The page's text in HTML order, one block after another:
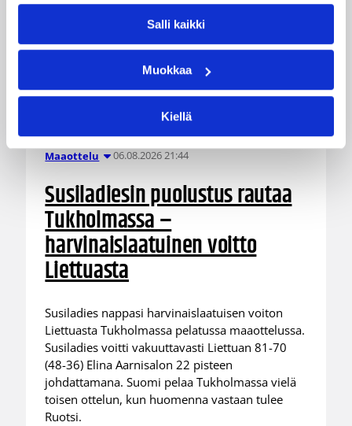
Salli kaikki
Muokkaa
Kiellä
Maaottelu 06.08.2026 21:44
Susiladiesin puolustus rautaa
Tukholmassa –
harvinaislaatuinen voitto
Liettuasta
Susiladies nappasi harvinaislaatuisen voiton
Liettuasta Tukholmassa pelatussa maaottelussa.
Susiladies voitti vakuuttavasti Liettuan 81-70
(48-36) Elina Aarnisalon 22 pisteen
johdattamana. Suomi pelaa Tukholmassa vielä
toisen ottelun, kun huomenna vastaan tulee
Ruotsi.